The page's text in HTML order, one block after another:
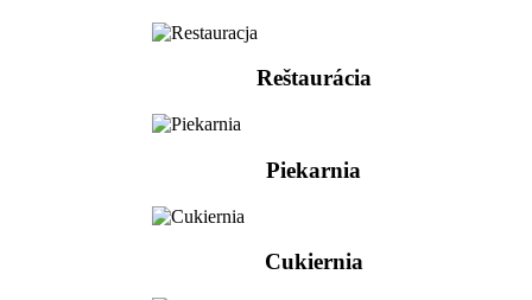
Reštaurácia
Piekarnia
Cukiernia